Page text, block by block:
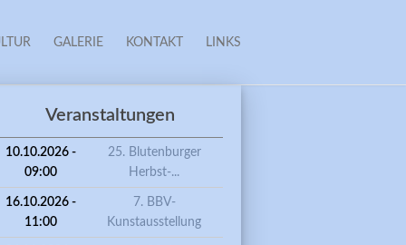
GALERIE KONTAKT LINKS
Veranstaltungen
10.10.2026 -
09:00
25. Blutenburger
Herbst-...
16.10.2026 -
11:00
7. BBV-
Kunstausstellung